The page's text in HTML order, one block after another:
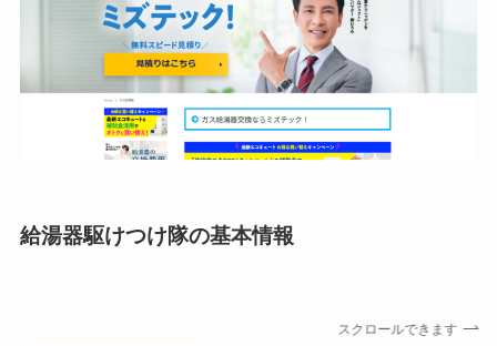
給湯器駆けつけ隊の基本情報
スクロールできます